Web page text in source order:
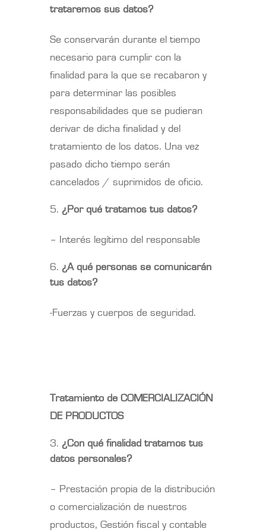
trataremos sus datos?
Se conservarán durante el tiempo
necesario para cumplir con la
finalidad para la que se recabaron y
para determinar las posibles
responsabilidades que se pudieran
derivar de dicha finalidad y del
tratamiento de los datos. Una vez
pasado dicho tiempo serán
cancelados / suprimidos de oficio.
¿Por qué tratamos tus datos?
– Interés legítimo del responsable
¿A qué personas se comunicarán
tus datos?
-Fuerzas y cuerpos de seguridad.
Tratamiento de COMERCIALIZACIÓN
DE PRODUCTOS
¿Con qué finalidad tratamos tus
datos personales?
– Prestación propia de la distribución
o comercialización de nuestros
productos, Gestión fiscal y contable